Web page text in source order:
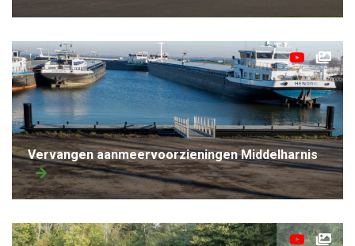
Vervangen aanmeervoorzieningen Middelharnis